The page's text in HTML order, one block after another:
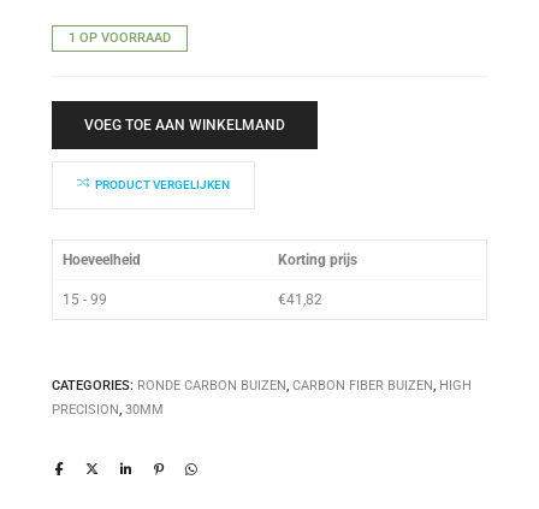
1 OP VOORRAAD
VOEG TOE AAN WINKELMAND
PRODUCT VERGELIJKEN
Hoeveelheid Korting prijs
15 - 99 €41,82
CATEGORIES: RONDE CARBON BUIZEN, CARBON FIBER BUIZEN, HIGH
PRECISION, 30MM